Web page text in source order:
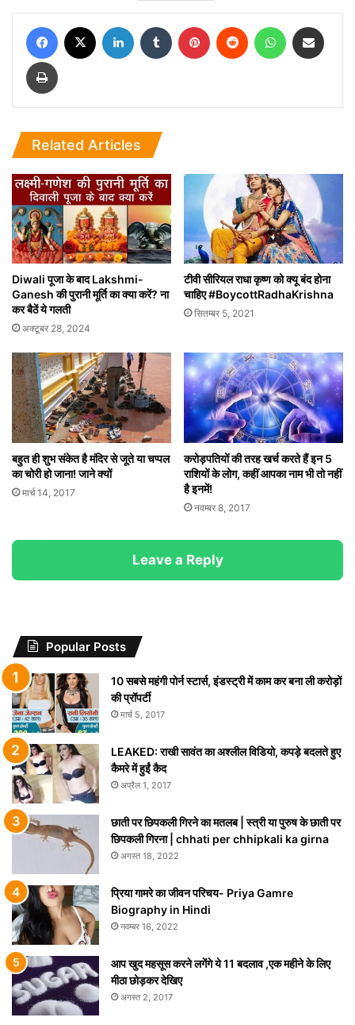
Facebook LinkedIn Tumblr Pinterest Reddit WhatsApp
Print
Related Articles
Diwali पूजा के बाद Lakshmi-
Ganesh की पुरानी मूर्ति का क्या करें? ना
कर बैठें ये गलती
अक्टूबर 28, 2024
टीवी सीरियल राधा कृष्ण को क्यू बंद होना
चाहिए #BoycottRadhaKrishna
सितम्बर 5, 2021
बहुत ही शुभ संकेत है मंदिर से जूते या चप्पल
का चोरी हो जाना! जाने क्यों
मार्च 14, 2017
करोड़पतियों की तरह खर्च करते हैं इन 5
राशियों के लोग, कहीं आपका नाम भी तो नहीं
है इनमें!
नवम्बर 8, 2017
Leave a Reply
Popular Posts
10 सबसे महंगी पोर्न स्टार्स, इंडस्ट्री में काम कर बना ली करोड़ों
की प्रॉपर्टी
मार्च 5, 2017
LEAKED: राखी सावंत का अश्लील विडियो, कपड़े बदलते हुए
कैमरे में हुईं कैद
अप्रैल 1, 2017
छाती पर छिपकली गिरने का मतलब | स्त्री या पुरुष के छाती पर
छिपकली गिरना | chhati per chhipkali ka girna
अगस्त 18, 2022
प्रिया गामरे का जीवन परिचय- Priya Gamre
Biography in Hindi
नवम्बर 16, 2022
आप खुद महसूस करने लगेंगे ये 11 बदलाव ,एक महीने के लिए
मीठा छोड़कर देखिए
अगस्त 2, 2017